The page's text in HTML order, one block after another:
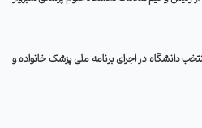
دانشگاه در اجرای برنامه ملی پزشک خانواده و